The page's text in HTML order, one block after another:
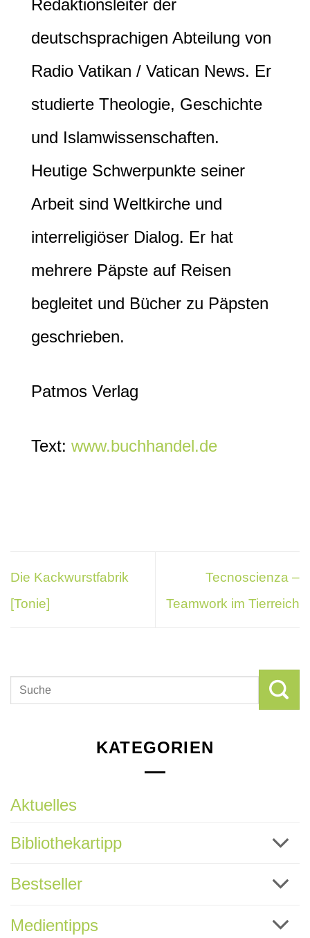
Redaktionsleiter der
deutschsprachigen Abteilung von
Radio Vatikan / Vatican News. Er
studierte Theologie, Geschichte
und Islamwissenschaften.
Heutige Schwerpunkte seiner
Arbeit sind Weltkirche und
interreligiöser Dialog. Er hat
mehrere Päpste auf Reisen
begleitet und Bücher zu Päpsten
geschrieben.
Patmos Verlag
Text: www.buchhandel.de
Die Kackwurstfabrik
[Tonie]
Tecnoscienza –
Teamwork im Tierreich
KATEGORIEN
Aktuelles
Bibliothekartipp
Bestseller
Medientipps